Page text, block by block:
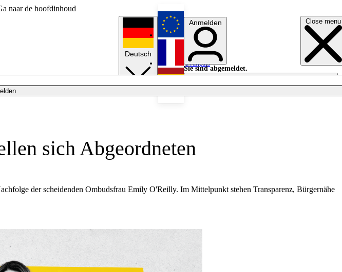
naar de hoofdinhoud
Close menu
Deutsch
English
Français
Anmelden
Sie sind abgemeldet.
Anmelden
Licht aus
sich Abgeordneten
der scheidenden Ombudsfrau Emily O'Reilly. Im Mittelpunkt stehen Transparenz, Bürgernähe